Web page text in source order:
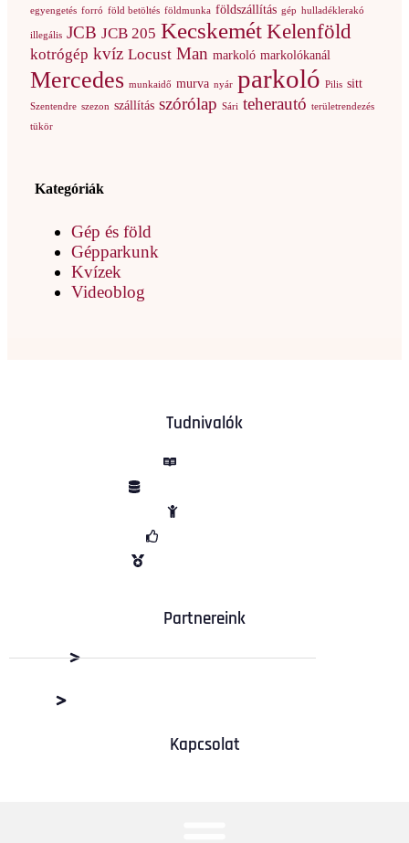
egyengetés forró föld betöltés földmunka földszállítás gép hulladéklerakó
illegális JCB JCB 205 KecskemétKelenföld
kotrógép kvíz Locust Man markoló markolókanál
Mercedes munkaidő murva nyár parkoló Pilis sitt
Szentendre szezon szállítás szórólap Sári teherautó területrendezés
tükör
Kategóriák
Gép és föld
Gépparkunk
Kvízek
Videoblog
Tudnivalók
Partnereink
Dabas Beton Kft.
Kapcsolat